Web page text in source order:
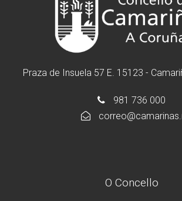
Praza de Insuela 57 E. 15123 -
981 736 000
O Concello